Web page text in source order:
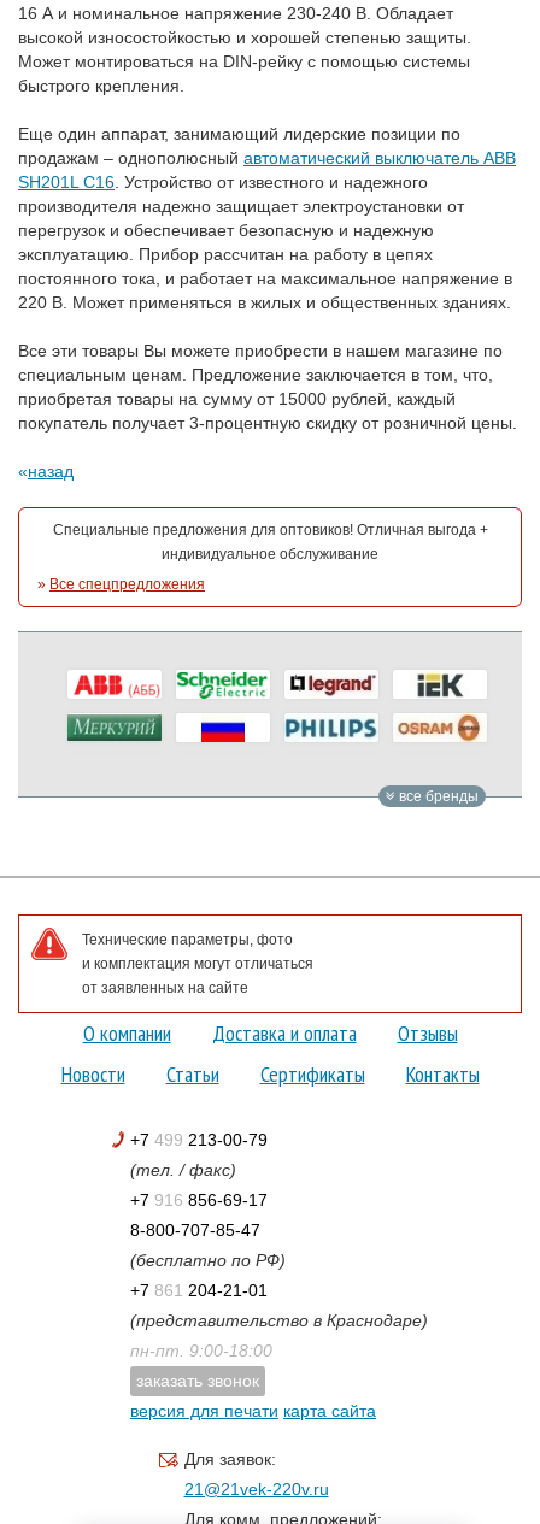
16 А и номинальное напряжение 230-240 В. Обладает
высокой износостойкостью и хорошей степенью защиты.
Может монтироваться на DIN-рейку с помощью системы
быстрого крепления.
Еще один аппарат, занимающий лидерские позиции по
продажам – однополюсный автоматический выключатель ABB
SH201L C16 . Устройство от известного и надежного
производителя надежно защищает электроустановки от
перегрузок и обеспечивает безопасную и надежную
эксплуатацию. Прибор рассчитан на работу в цепях
постоянного тока, и работает на максимальное напряжение в
220 В. Может применяться в жилых и общественных зданиях.
Все эти товары Вы можете приобрести в нашем магазине по
специальным ценам. Предложение заключается в том, что,
приобретая товары на сумму от 15000 рублей, каждый
покупатель получает 3-процентную скидку от розничной цены.
назад
Специальные предложения для оптовиков! Отличная выгода +
индивидуальное обслуживание
» Все спецпредложения
все бренды
Технические параметры, фото
и комплектация могут отличаться
от заявленных на сайте
О компании Доставка и оплата
Отзывы
Новости
Статьи Сертификаты Контакты
+7 499 213-00-79
(тел. / факс)
+7 916 856-69-17
8-800-707-85-47
(бесплатно по РФ)
+7 861 204-21-01
(представительство в Краснодаре)
пн-пт. 9:00-18:00
заказать звонок
версия для печати карта сайта
Для заявок:
21@21vek-220v.ru
Для комм. предложений: